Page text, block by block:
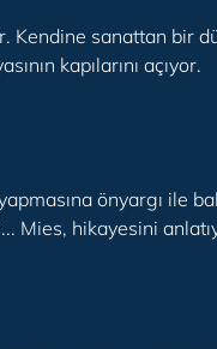
Kendine sanattan bir
kapılarını açıyor.
önyargı ile
Mies, hikayesini